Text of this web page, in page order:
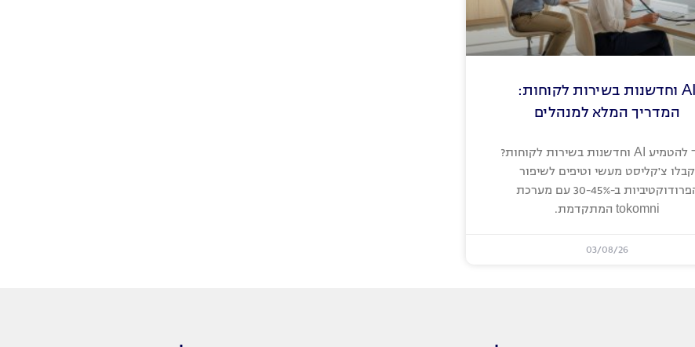
AI וחדשנות בשירות לקוחות:
המדריך המלא למנהלים
כיצד להטמיע AI וחדשנות בשירות לקוחות?
קבלו צ'קליסט מעשי וטיפים לשיפור
הפרודוקטיביות ב-30-45% עם מערכת
tokomni המתקדמת.
03/08/26